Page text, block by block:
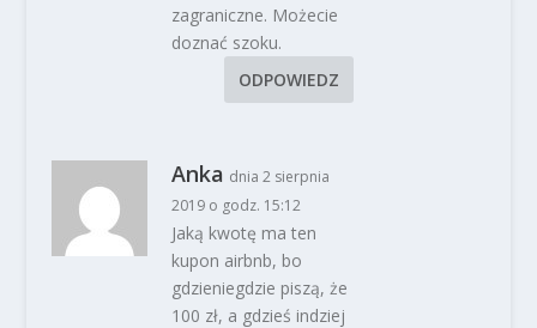
zagraniczne. Możecie
doznać szoku.
ODPOWIEDZ
Anka dnia 2 sierpnia
2019 o godz. 15:12
Jaką kwotę ma ten
kupon airbnb, bo
gdzieniegdzie piszą, że
100 zł, a gdzieś indziej